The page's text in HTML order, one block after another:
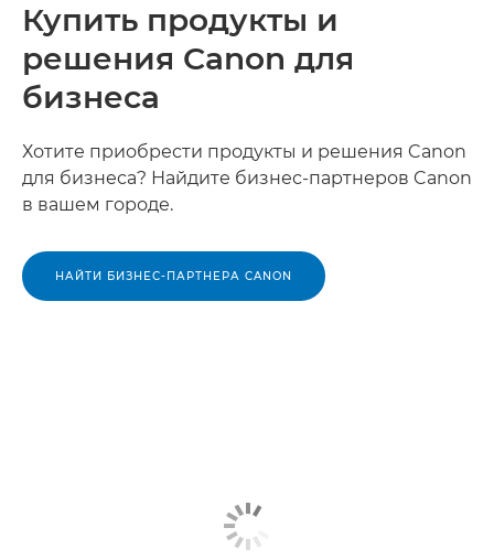
Купить продукты и
решения Canon для
бизнеса
Хотите приобрести продукты и решения Canon
для бизнеса? Найдите бизнес-партнеров Canon
в вашем городе.
НАЙТИ БИЗНЕС-ПАРТНЕРА CANON